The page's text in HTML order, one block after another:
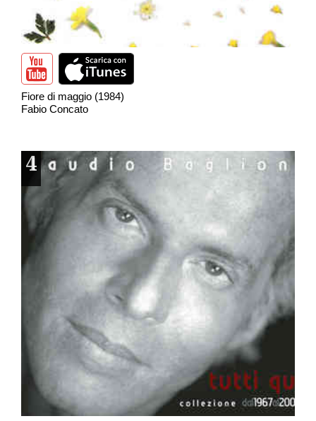
Fiore di maggio (1984)
Fabio Concato
4